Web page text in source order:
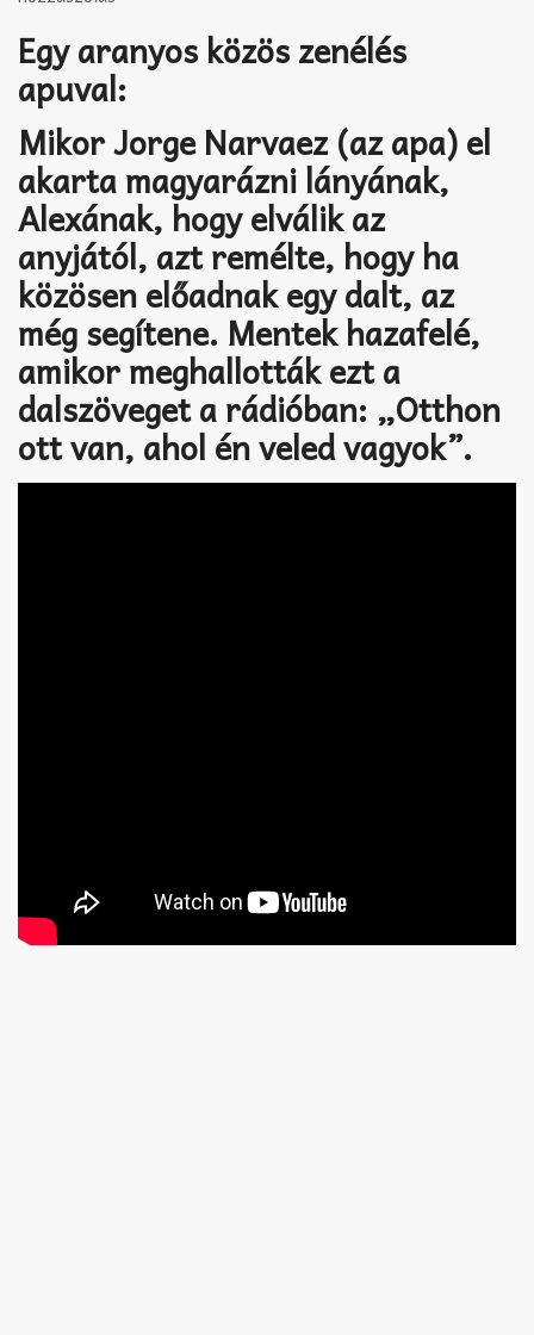
TABok
Improvizáció
Egy aranyos közös zenélés
apuval:
Mikor Jorge Narvaez (az apa) el
akarta magyarázni lányának,
Alexának, hogy elválik az
anyjától, azt remélte, hogy ha
közösen előadnak egy dalt, az
még segítene. Mentek hazafelé,
amikor meghallották ezt a
dalszöveget a rádióban: „Otthon
ott van, ahol én veled vagyok”.